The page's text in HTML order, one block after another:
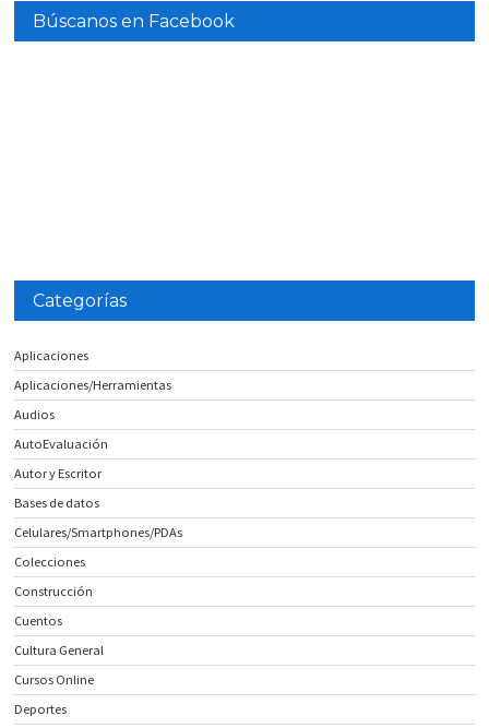
Búscanos en Facebook
Categorías
Aplicaciones
Aplicaciones/Herramientas
Audios
AutoEvaluación
Autor y Escritor
Bases de datos
Celulares/Smartphones/PDAs
Colecciones
Construcción
Cuentos
Cultura General
Cursos Online
Deportes